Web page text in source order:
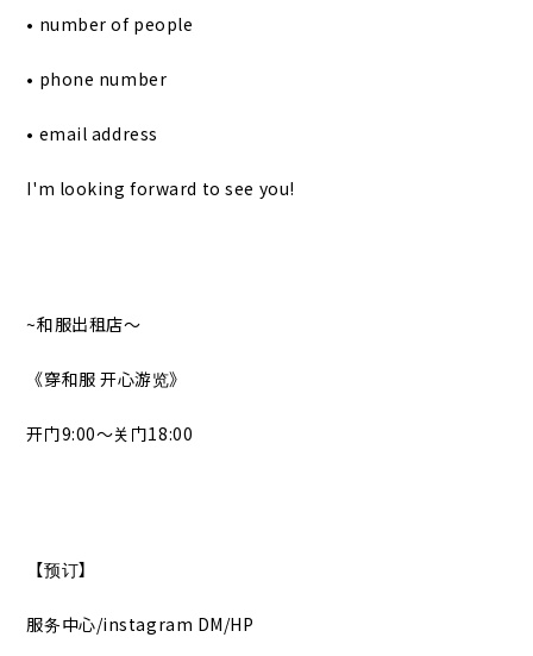
• number of people
• phone number
• email address
I'm looking forward to see you!
~和服出租店〜
《穿和服 开心游览》
开门9:00〜关门18:00
【预订】
服务中心/instagram DM/HP